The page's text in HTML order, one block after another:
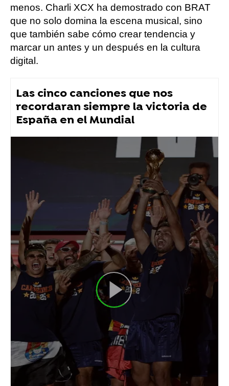
menos. Charli XCX ha demostrado con BRAT
que no solo domina la escena musical, sino
que también sabe cómo crear tendencia y
marcar un antes y un después en la cultura
digital.
Las cinco canciones que nos
recordaran siempre la victoria de
España en el Mundial